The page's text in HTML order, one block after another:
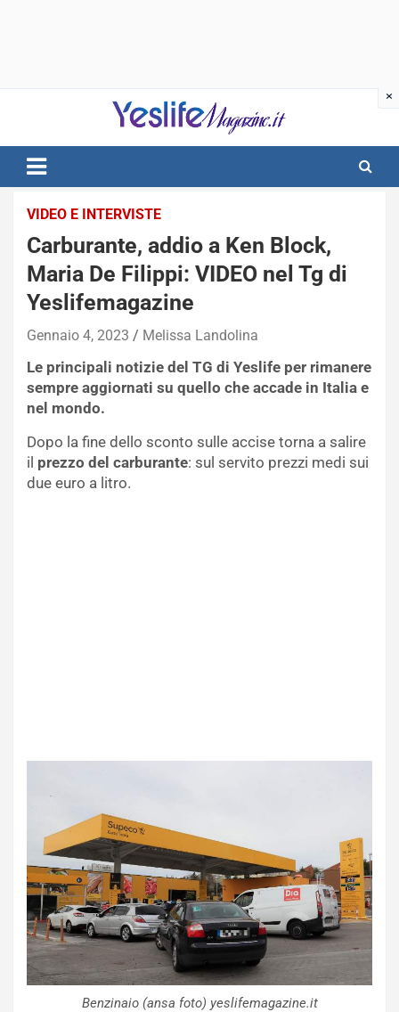
notizie di intrattenimento
VIDEO E INTERVISTE
Carburante, addio a Ken Block,
Maria De Filippi: VIDEO nel Tg di
Yeslifemagazine
Gennaio 4, 2023 Melissa Landolina
Le principali notizie del TG di Yeslife per rimanere
sempre aggiornati su quello che accade in Italia e
nel mondo.
Dopo la fine dello sconto sulle accise torna a salire
il prezzo del carburante: sul servito prezzi medi sui
due euro a litro.
Benzinaio (ansa foto) yeslifemagazine.it